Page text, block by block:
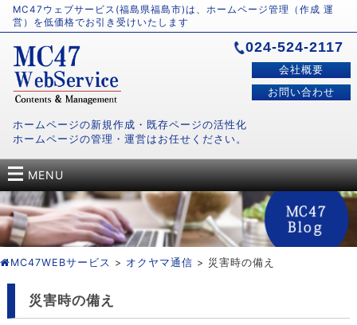
MC47ウェブサービス(福島県福島市)は、ホームページ管理（作成 運
営）を低価格でお引き受けいたします
ホームページの新規作成・既存ページの活性化
ホームページの管理・運営はお任せください。
024-524-2117
会社概要
お問い合わせ
MENU
MC47WEBサービス > オクヤマ通信 > 災害時の備え
災害時の備え